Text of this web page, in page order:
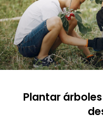
Plantar